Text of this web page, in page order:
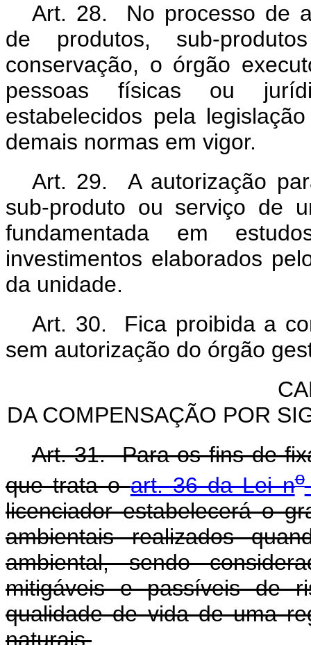
Art. 28. No processo de
de produtos, sub-
conservação, o órgão
pessoas físicas ou
estabelecidos pela
demais normas em vigor.
Art. 29. A autorização
sub-produto ou serviço de
fundamentada em
investimentos elaborados
da unidade.
Art. 30. Fica proibida a
sem autorização do órgão
DA COMPENSAÇÃO POR
Art. 31. Para os fins de
que trata oart. 36 da Lei no
licenciador estabelecerá o
ambientais realizados
ambiental, sendo
mitigáveis e passíveis de
qualidade de vida de uma
naturais.